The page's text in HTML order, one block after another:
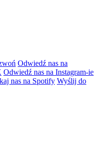
Odwiedź nas na
Odwiedź nas na Instagram-ie
nas na Spotify Wyślij do